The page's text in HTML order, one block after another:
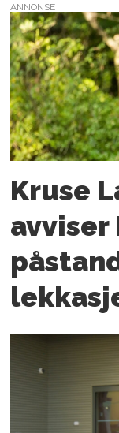
ANNONSE
Kruse
avviser